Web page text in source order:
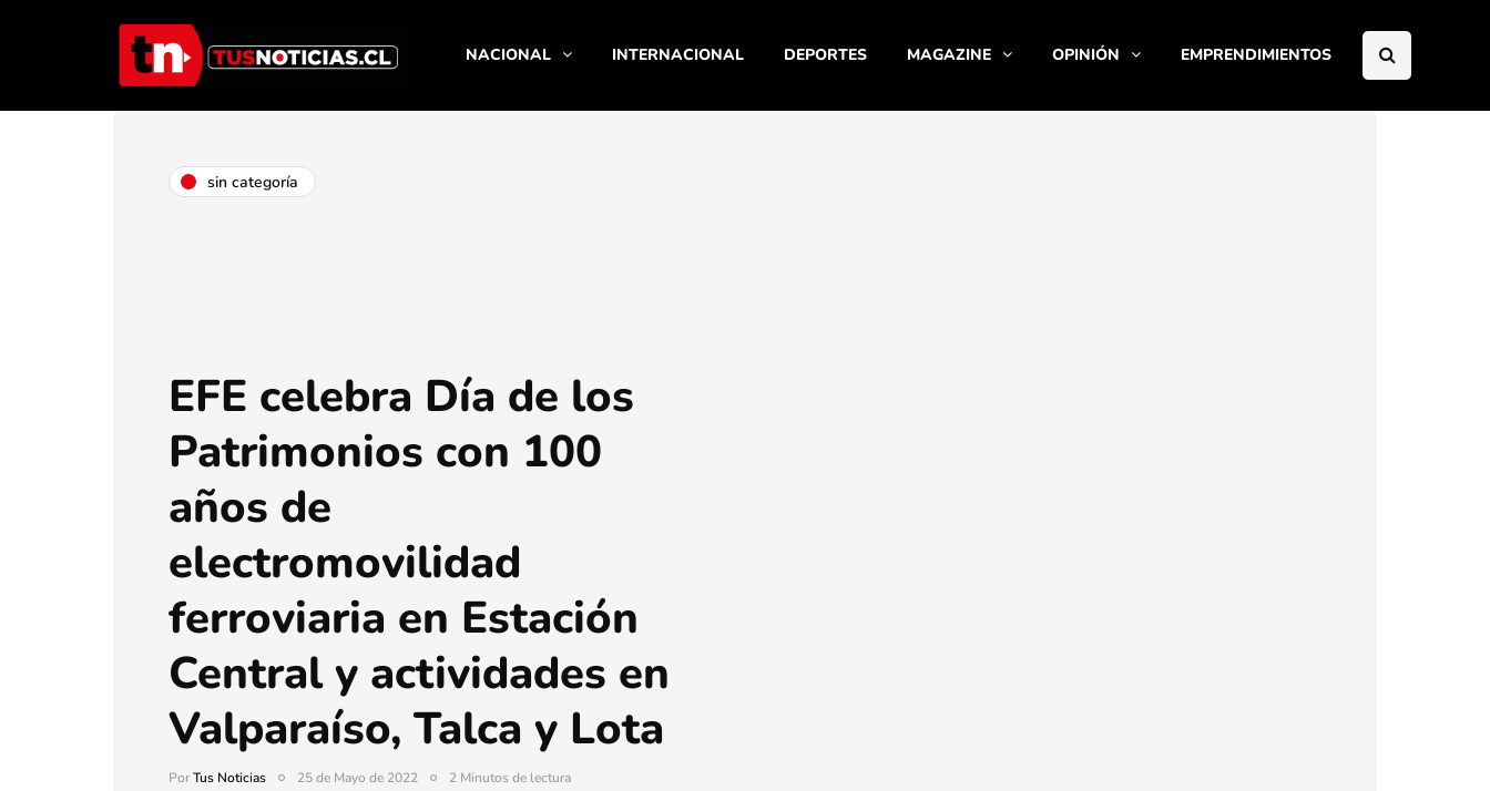
NACIONAL INTERNACIONAL DEPORTES MAGAZINE OPINIÓN EMPRENDIMIENTOS
sin categoría
EFE celebra Día de los
Patrimonios con 100
años de
electromovilidad
ferroviaria en Estación
Central y actividades en
Valparaíso, Talca y Lota
PorTus Noticias 25 de Mayo de 2022 2 Minutos de lectura